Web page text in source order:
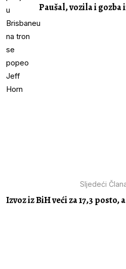
Paušal, vozila i gozba
Sljedeći
Izvoz iz BiH veći za 17,3 posto,